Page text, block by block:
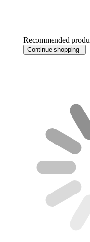
Recommended
Continue shopping